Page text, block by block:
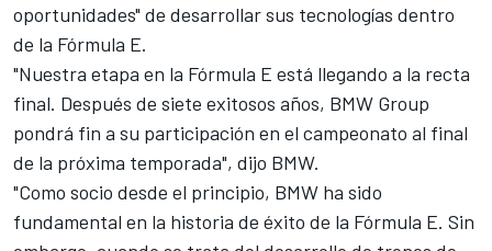
oportunidades" de desarrollar sus tecnologías dentro
de la Fórmula E.
"Nuestra etapa en la Fórmula E está llegando a la recta
final. Después de siete exitosos años, BMW Group
pondrá fin a su participación en el campeonato al final
de la próxima temporada", dijo BMW.
"Como socio desde el principio, BMW ha sido
fundamental en la historia de éxito de la Fórmula E. Sin